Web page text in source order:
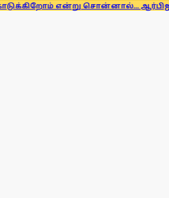
சொன்னால்... ஆர்பிஐ எச்சரிக்கை